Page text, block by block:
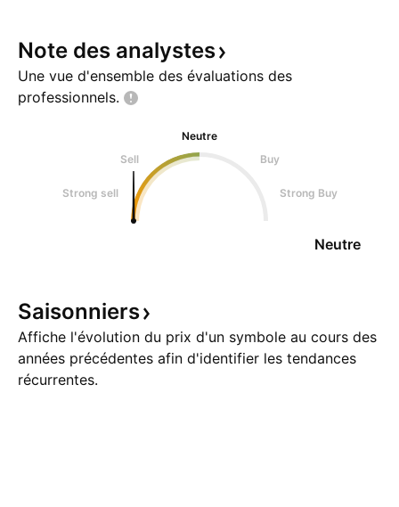
Note des analystes
Une vue d'ensemble des évaluations des
professionnels.
Neutre
Sell
Buy
Strong sell Strong Buy
Neutre
Saisonniers
Affiche l'évolution du prix d'un symbole au cours des
années précédentes afin d'identifier les tendances
récurrentes.